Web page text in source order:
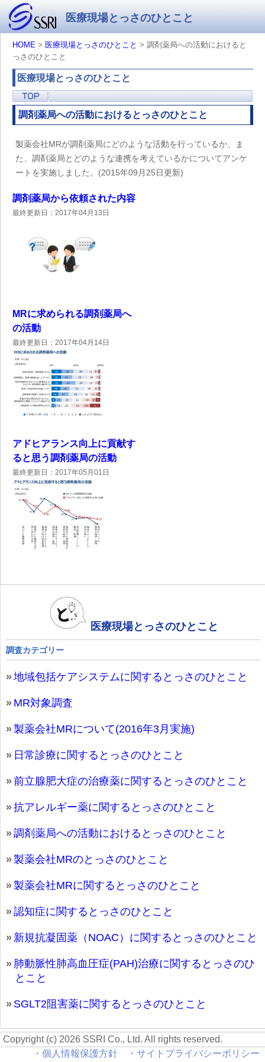
医療現場とっさのひとこと
HOME > 医療現場とっさのひとこと > 調剤薬局への活動におけると
っさのひとこと
医療現場とっさのひとこと
調剤薬局への活動におけるとっさのひとこと
製薬会社MRが調剤薬局にどのような活動を行っているか、ま
た、調剤薬局とどのような連携を考えているかについてアンケ
ートを実施しました。(2015年09月25日更新)
調剤薬局から依頼された内容
最終更新日：2017年04月13日
MRに求められる調剤薬局へ
の活動
最終更新日：2017年04月14日
アドヒアランス向上に貢献す
ると思う調剤薬局の活動
最終更新日：2017年05月01日
医療現場とっさのひとこと
調査カテゴリー
地域包括ケアシステムに関するとっさのひとこと
MR対象調査
製薬会社MRについて(2016年3月実施)
日常診療に関するとっさのひとこと
前立腺肥大症の治療薬に関するとっさのひとこと
抗アレルギー薬に関するとっさのひとこと
調剤薬局への活動におけるとっさのひとこと
製薬会社MRのとっさのひとこと
製薬会社MRに関するとっさのひとこと
認知症に関するとっさのひとこと
新規抗凝固薬（NOAC）に関するとっさのひとこと
肺動脈性肺高血圧症(PAH)治療に関するとっさのひ
とこと
SGLT2阻害薬に関するとっさのひとこと
Copyright (c) 2026 SSRI Co., Ltd. All rights reserved.
・個人情報保護方針
・サイトプライバシーポリシー